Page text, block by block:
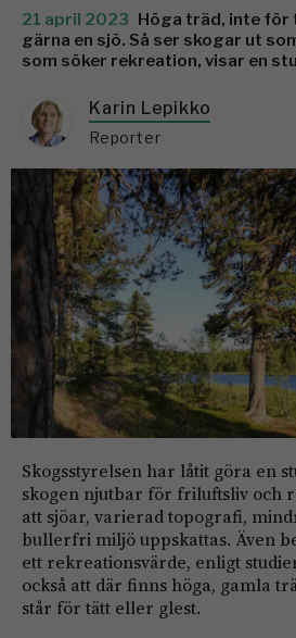
21 april 2023 Höga träd, inte för
gärna en sjö. Så ser skogar ut
som söker rekreation, visar en
Karin Lepikko
Reporter
Skogsstyrelsen har låtit göra en
skogen njutbar för friluftsliv och
att sjöar, varierad topografi,
bullerfri miljö uppskattas. Även
ett rekreationsvärde, enligt
också att där finns höga, gamla
står för tätt eller glest.